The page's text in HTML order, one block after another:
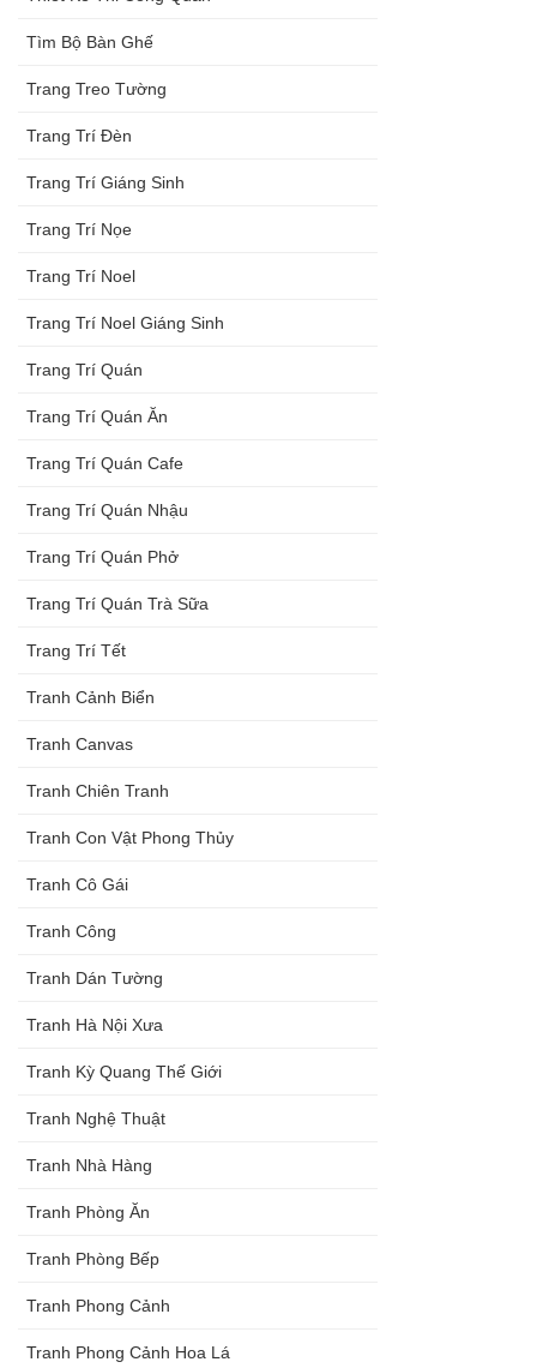
Tìm Bộ Bàn Ghế
Trang Treo Tường
Trang Trí Đèn
Trang Trí Giáng Sinh
Trang Trí Nọe
Trang Trí Noel
Trang Trí Noel Giáng Sinh
Trang Trí Quán
Trang Trí Quán Ăn
Trang Trí Quán Cafe
Trang Trí Quán Nhậu
Trang Trí Quán Phở
Trang Trí Quán Trà Sữa
Trang Trí Tết
Tranh Cảnh Biển
Tranh Canvas
Tranh Chiên Tranh
Tranh Con Vật Phong Thủy
Tranh Cô Gái
Tranh Công
Tranh Dán Tường
Tranh Hà Nội Xưa
Tranh Kỳ Quang Thế Giới
Tranh Nghệ Thuật
Tranh Nhà Hàng
Tranh Phòng Ăn
Tranh Phòng Bếp
Tranh Phong Cảnh
Tranh Phong Cảnh Hoa Lá